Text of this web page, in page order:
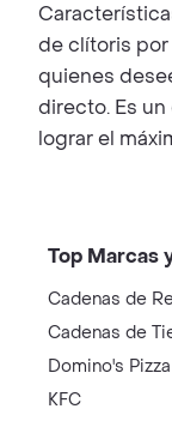
de clítoris por
quienes
directo. Es
lograr el
Top Marcas
Cadenas de
Cadenas de
Domino's Pizza
KFC